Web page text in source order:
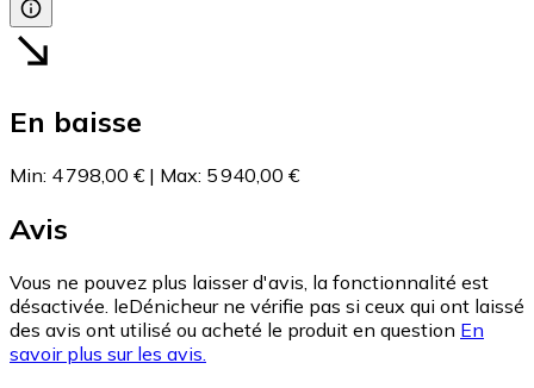
En baisse
Min: 4 798,00 € | Max: 5 940,00 €
Avis
Vous ne pouvez plus laisser d'avis, la fonctionnalité est
désactivée. leDénicheur ne vérifie pas si ceux qui ont laissé
des avis ont utilisé ou acheté le produit en question En
savoir plus sur les avis.